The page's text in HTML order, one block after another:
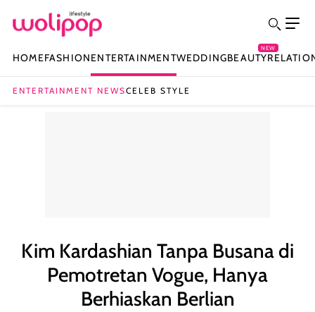
HOMEFASHIONENTERTAINMENTWEDDINGBEAUTY
NEW
ENTERTAINMENT NEWSCELEB STYLE
Kim Kardashian Tanpa Busana di
Pemotretan Vogue, Hanya
Berhiaskan Berlian